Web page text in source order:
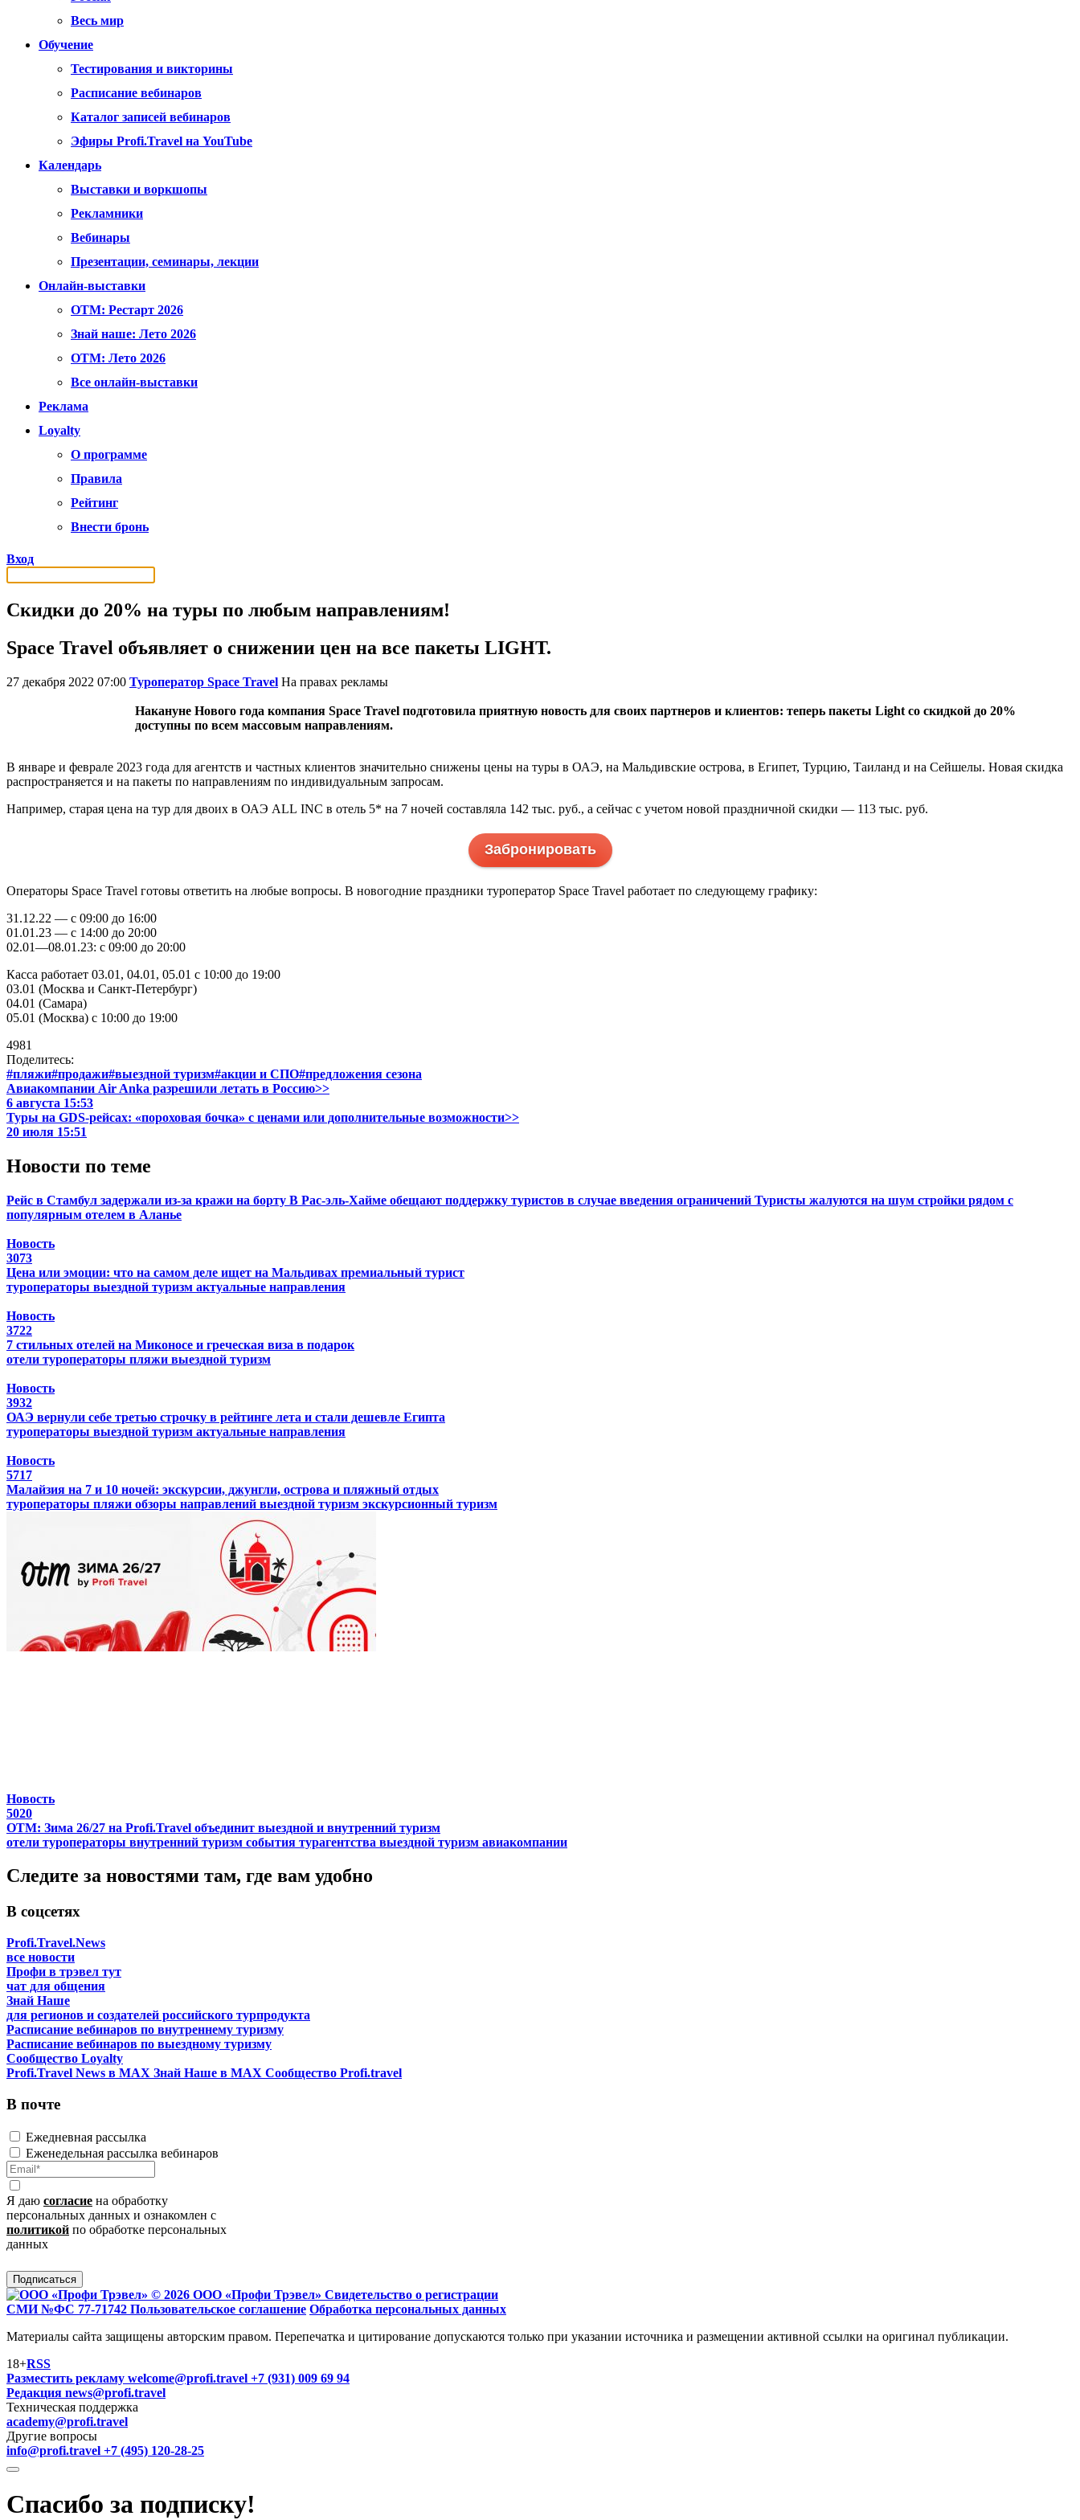
Весь мир
Обучение
Тестирования и викторины
Расписание вебинаров
Каталог записей вебинаров
Эфиры Profi.Travel на YouTube
Календарь
Выставки и воркшопы
Рекламники
Вебинары
Презентации, семинары, лекции
Онлайн-выставки
OTM: Рестарт 2026
Знай наше: Лето 2026
OTM: Лето 2026
Все онлайн-выставки
Реклама
Loyalty
О программе
Правила
Рейтинг
Внести бронь
Вход
Скидки до 20% на туры по любым направлениям!
Space Travel объявляет о снижении цен на все пакеты LIGHT.
27 декабря 2022 07:00 Туроператор Space Travel На правах рекламы
Накануне Нового года компания Space Travel подготовила приятную новость для своих партнеров и клиентов: теперь пакеты Light со скидкой до 20%
доступны по всем массовым направлениям.
В январе и феврале 2023 года для агентств и частных клиентов значительно снижены цены на туры в ОАЭ, на Мальдивские острова, в Египет, Турцию, Таиланд и на Сейшелы. Новая скидка
распространяется и на пакеты по направлениям по индивидуальным запросам.
Например, старая цена на тур для двоих в ОАЭ ALL INC в отель 5* на 7 ночей составляла 142 тыс. руб., а сейчас с учетом новой праздничной скидки — 113 тыс. руб.
Забронировать
Операторы Space Travel готовы ответить на любые вопросы. В новогодние праздники туроператор Space Travel работает по следующему графику:
31.12.22 — с 09:00 до 16:00
01.01.23 — с 14:00 до 20:00
02.01—08.01.23: с 09:00 до 20:00
Касса работает 03.01, 04.01, 05.01 с 10:00 до 19:00
03.01 (Москва и Санкт-Петербург)
04.01 (Самара)
05.01 (Москва) с 10:00 до 19:00
4981
Поделитесь:
#пляжи#продажи#выездной туризм#акции и СПО#предложения сезона
Авиакомпании Air Anka разрешили летать в Россию>>
6 августа 15:53
Туры на GDS-рейсах: «пороховая бочка» с ценами или дополнительные возможности>>
20 июля 15:51
Новости по теме
Рейс в Стамбул задержали из-за кражи на борту В Рас-эль-Хайме обещают поддержку туристов в случае введения ограничений Туристы жалуются на шум стройки рядом с
популярным отелем в Аланье
Новость
3073
Цена или эмоции: что на самом деле ищет на Мальдивах премиальный турист
туроператоры выездной туризм актуальные направления
Новость
3722
7 стильных отелей на Миконосе и греческая виза в подарок
отели туроператоры пляжи выездной туризм
Новость
3932
ОАЭ вернули себе третью строчку в рейтинге лета и стали дешевле Египта
туроператоры выездной туризм актуальные направления
Новость
5717
Малайзия на 7 и 10 ночей: экскурсии, джунгли, острова и пляжный отдых
туроператоры пляжи обзоры направлений выездной туризм экскурсионный туризм
Новость
5020
ОТМ: Зима 26/27 на Profi.Travel объединит выездной и внутренний туризм
отели туроператоры внутренний туризм события турагентства выездной туризм авиакомпании
Следите за новостями там, где вам удобно
В соцсетях
Profi.Travel.News
все новости
Профи в трэвел тут
чат для общения
Знай Наше
для регионов и создателей российского турпродукта
Расписание вебинаров по внутреннему туризму
Расписание вебинаров по выездному туризму
Сообщество Loyalty
Profi.Travel News в MAX Знай Наше в MAX Сообщество Profi.travel
В почте
Ежедневная рассылка
Еженедельная рассылка вебинаров
Я даю согласие на обработку
персональных данных и ознакомлен с
политикой по обработке персональных
данных
Подписаться
© 2026 ООО «Профи Трэвeл» Свидетельство о регистрации
СМИ №ФС 77-71742 Пользовательское соглашение Обработка персональных данных
Материалы сайта защищены авторским правом. Перепечатка и цитирование допускаются только при указании источника и размещении активной ссылки на оригинал публикации.
18+RSS
Разместить рекламу welcome@profi.travel +7 (931) 009 69 94
Редакция news@profi.travel
Техническая поддержка
academy@profi.travel
Другие вопросы
info@profi.travel +7 (495) 120-28-25
Спасибо за подписку!